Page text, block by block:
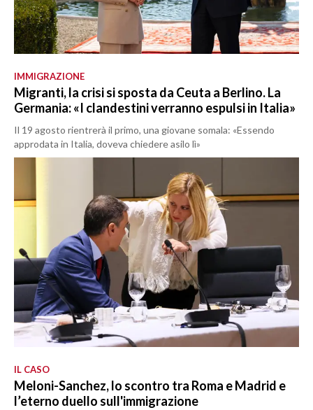
IMMIGRAZIONE
Migranti, la crisi si sposta da Ceuta a Berlino. La
Germania: «I clandestini verranno espulsi in Italia»
Il 19 agosto rientrerà il primo, una giovane somala: «Essendo
approdata in Italia, doveva chiedere asilo lì»
IL CASO
Meloni-Sanchez, lo scontro tra Roma e Madrid e
l’eterno duello sull'immigrazione